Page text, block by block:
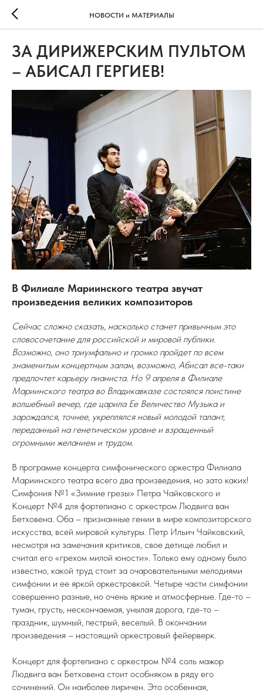
НОВОСТИ и МАТЕРИАЛЫ
ЗА ДИРИЖЕРСКИМ ПУЛЬТОМ
– АБИСАЛ ГЕРГИЕВ!
В Филиале Мариинского театра звучат
произведения великих композиторов
Сейчас сложно сказать, насколько станет привычным это
словосочетание для российской и мировой публики.
Возможно, оно триумфально и громко пройдет по всем
знаменитым концертным залам, возможно, Абисал все-таки
предпочтет карьеру пианиста. Но 9 апреля в Филиале
Мариинского театра во Владикавказе состоялся поистине
волшебный вечер, где царила Ее Величество Музыка и
зарождался, точнее, укреплялся новый молодой талант,
переданный на генетическом уровне и взращенный
огромными желанием и трудом.
В программе концерта симфонического оркестра Филиала
Мариинского театра всего два произведения, но зато каких!
Симфония №1 «Зимние грезы» Петра Чайковского и
Концерт №4 для фортепиано с оркестром Людвига ван
Бетховена. Оба – признанные гении в мире композиторского
искусства, всей мировой культуры. Петр Ильич Чайковский,
несмотря на замечания критиков, свое детище любил и
считал его «грехом милой юности». Только ему одному было
известно, какой труд стоит за очаровательными мелодиями
симфонии и ее яркой оркестровкой. Четыре части симфонии
совершенно разные, но очень яркие и атмосферные. Где-то –
туман, грусть, нескончаемая, унылая дорога, где-то –
праздник, шумный, пестрый, веселый. В окончании
произведения – настоящий оркестровый фейерверк.
Концерт для фортепиано с оркестром №4 соль мажор
Людвига ван Бетховена стоит особняком в ряду его
сочинений. Он наиболее лиричен. Это особенная,